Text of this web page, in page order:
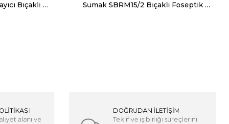
Pedrollo TRm 1.1 Parçalayıcı Bıçaklı (Öğütücülü) Foseptik Dalğıç Pompa Monofaze (220V) 23 mss 7.2 m³/h Sumak SBRM15/2 Bıçaklı Foseptik Dalgıç Pompa Monofaze (220V) 1.5 HP
alanı ve
DOĞRUDAN İLETİŞİM
Teklif ve iş birliği süreçlerini